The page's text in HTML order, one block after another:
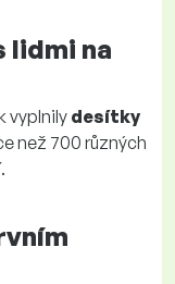
lidmi na
vyplnily desítky
než 700 různých